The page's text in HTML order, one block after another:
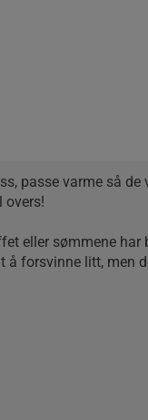
passe varme så
overs!
eller sømmene
forsvinne litt, men